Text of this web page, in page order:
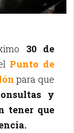
30 de
Punto de
para que
y
tener que